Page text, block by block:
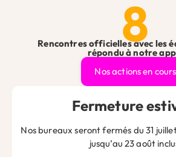
Vous avez une
Que vous soyez artisan, commerçant,
ou chef d’entreprise, n’hésitez pas à
toute question ou demande, nos
de vous répondre !
8
Rencontres officielles avec les
répondu à notre
Nos actions en cours
Fermeture
Nos bureaux seront fermés du 31
jusqu’au 23 août